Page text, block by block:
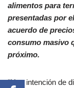
alimentos para
presentadas por
acuerdo de
consumo masivo
próximo.
“Hay intención de